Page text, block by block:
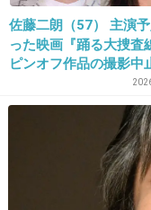
14. 匿名2018/12/28(金) 19:28:50
余裕で買えるく
ええやん
佐藤二朗（57） 主演
った映画『踊る大捜査
ピンオフ作品の撮影中